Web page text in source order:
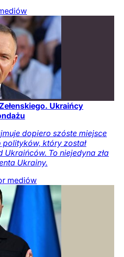
Ukraińcy
dopiero szóste miejsce
który został
To niejedyna zła
Ukrainy.
mediów